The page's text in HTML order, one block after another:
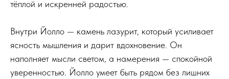
тёплой и искренней радостью.
Внутри Йолло — камень лазурит, который усиливает
ясность мышления и дарит вдохновение. Он
наполняет мысли светом, а намерения — спокойной
уверенностью. Йолло умеет быть рядом без лишних